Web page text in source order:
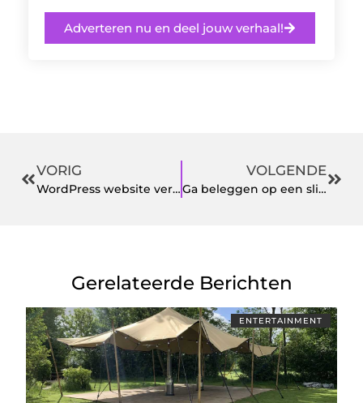
Adverteren nu en deel jouw verhaal!
VORIG
WordPress website vertalen: Hoe haal je het beste resultaat?
VOLGENDE
Ga beleggen op een slimme wijze en let op risico’s
Gerelateerde Berichten
ENTERTAINMENT